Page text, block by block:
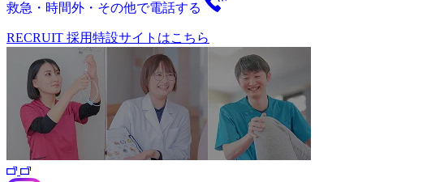
救急・時間外・その他で電話する
RECRUIT 採用特設サイトはこちら